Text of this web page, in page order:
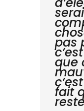
pas
que
fait